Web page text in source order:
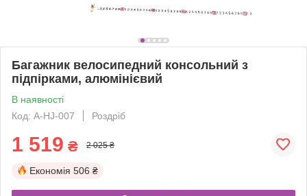
Багажник велосипедний консольний з
підпірками, алюмінієвий
В наявності
Код: А-HJ-007
Роздріб
1 519 ₴ 2 025 ₴
Економія 506 ₴